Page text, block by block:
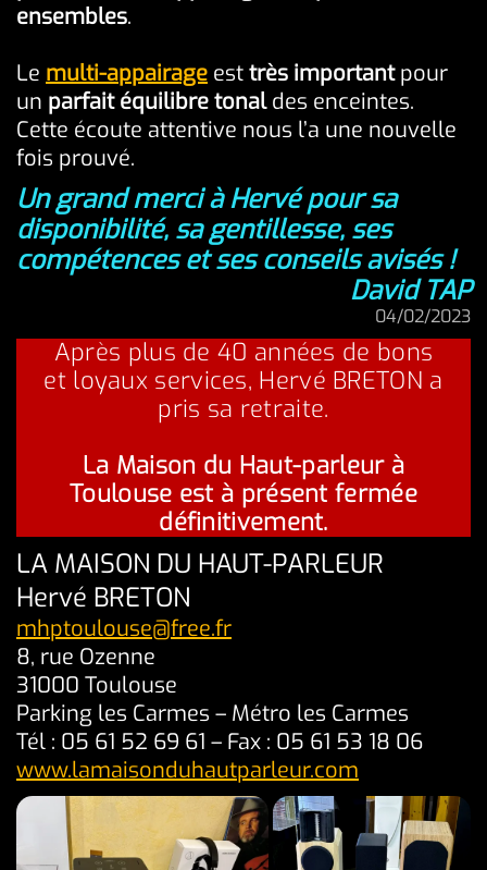
ensembles.
Le multi-appairage esttrès importantpour
un parfait équilibre tonaldes enceintes.
Cette écoute attentive nous l’a une nouvelle
fois prouvé.
Un grand merci à Hervé pour sa
disponibilité, sa gentillesse, ses
compétences et ses conseils avisés !
David TAP
04/02/2023
Après plus de 40 années de bons
et loyaux services, Hervé BRETON a
pris sa retraite.
La Maison du Haut-parleur à
Toulouse est à présent fermée
définitivement.
LA MAISON DU HAUT-PARLEUR
Hervé BRETON
mhptoulouse@free.fr
8, rue Ozenne
31000 Toulouse
Parking les Carmes – Métro les Carmes
Tél : 05 61 52 69 61 – Fax : 05 61 53 18 06
www.lamaisonduhautparleur.com